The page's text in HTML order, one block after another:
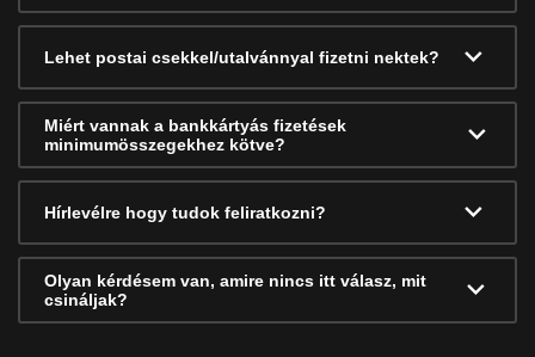
Lehet postai csekkel/utalvánnyal fizetni nektek?
Miért vannak a bankkártyás fizetések
minimumösszegekhez kötve?
Hírlevélre hogy tudok feliratkozni?
Olyan kérdésem van, amire nincs itt válasz, mit
csináljak?